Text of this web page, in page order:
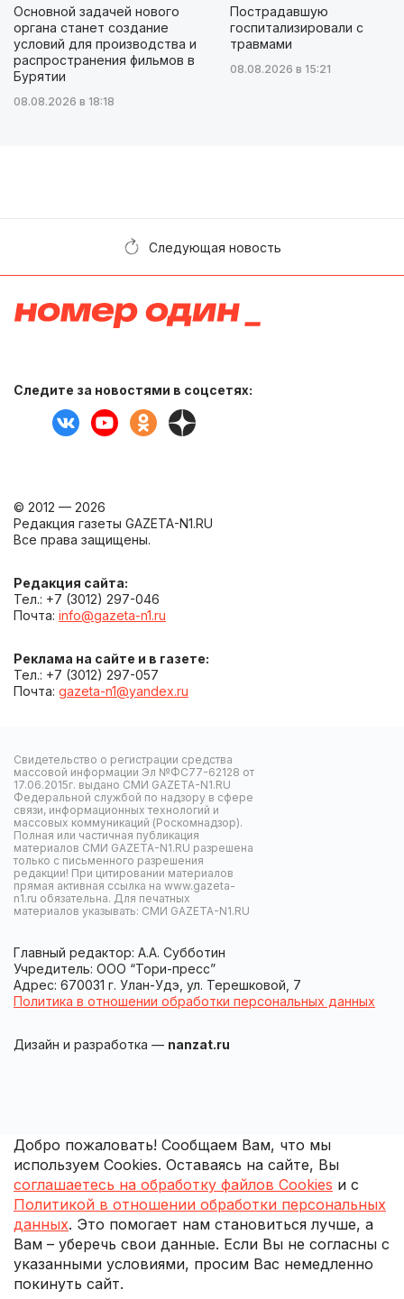
Основной задачей нового
органа станет создание
условий для производства и
распространения фильмов в
Бурятии
08.08.2026 в 18:18
Пострадавшую
госпитализировали с
травмами
08.08.2026 в 15:21
Следующая новость
Следите за новостями в соцсетях:
© 2012 — 2026
Редакция газеты GAZETA-N1.RU
Все права защищены.
Редакция сайта:
Тел.: +7 (3012) 297-046
Почта: info@gazeta-n1.ru
Реклама на сайте и в газете:
Тел.: +7 (3012) 297-057
Почта: gazeta-n1@yandex.ru
Свидетельство о регистрации средства
массовой информации Эл №ФС77-62128 от
17.06.2015г. выдано СМИ GAZETA-N1.RU
Федеральной службой по надзору в сфере
связи, информационных технологий и
массовых коммуникаций (Роскомнадзор).
Полная или частичная публикация
материалов СМИ GAZETA-N1.RU разрешена
только с письменного разрешения
редакции! При цитировании материалов
прямая активная ссылка на www.gazeta-
n1.ru обязательна. Для печатных
материалов указывать: СМИ GAZETA-N1.RU
Главный редактор: А.А. Субботин
Учредитель: ООО “Тори-пресс”
Адрес: 670031 г. Улан-Удэ, ул. Терешковой, 7
Политика в отношении обработки персональных данных
Дизайн и разработка — nanzat.ru
Добро пожаловать! Сообщаем Вам, что мы
используем Cookies. Оставаясь на сайте, Вы
соглашаетесь на обработку файлов Cookies и с
Политикой в отношении обработки персональных
данных. Это помогает нам становиться лучше, а
Вам – уберечь свои данные. Если Вы не согласны с
указанными условиями, просим Вас немедленно
покинуть сайт.